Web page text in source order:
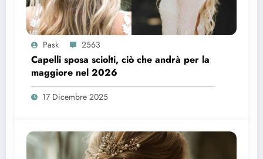
Pask 2563
Capelli sposa sciolti, ciò che andrà per la
maggiore nel 2026
17 Dicembre 2025